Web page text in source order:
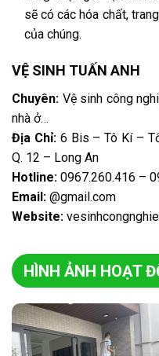
sẽ có các hóa chất,
của chúng.
VỆ SINH TUẤN ANH
Chuyên: Vệ sinh công
nhà ở…
Địa Chỉ:6 Bis – Tô Kí –
Q. 12 – Long An
Hotline: 0967.260.416 –
Email: @gmail.com
Website:
HÌNH ẢNH HOẠT